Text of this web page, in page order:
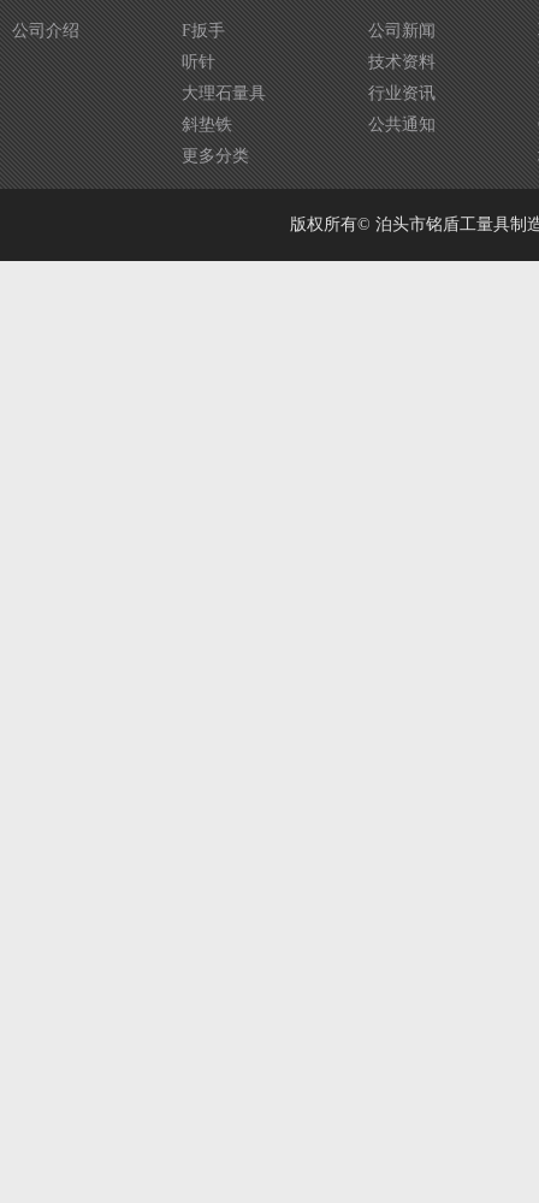
公司介绍
F扳手
听针
大理石量具
斜垫铁
更多分类
公司新闻
技术资料
行业资讯
公共通知
版权所有© 泊头市铭盾工量具